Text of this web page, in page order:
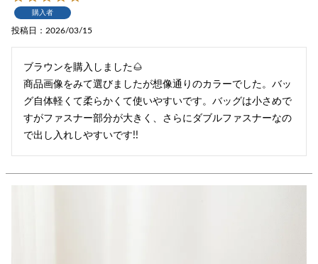
購入者
投稿日 2026/03/15
ブラウンを購入しました🌰
商品画像をみて選びましたが想像通りのカラーでした。バッ
グ自体軽くて柔らかくて使いやすいです。バッグは小さめで
すがファスナー部分が大きく、さらにダブルファスナーなの
で出し入れしやすいです!!